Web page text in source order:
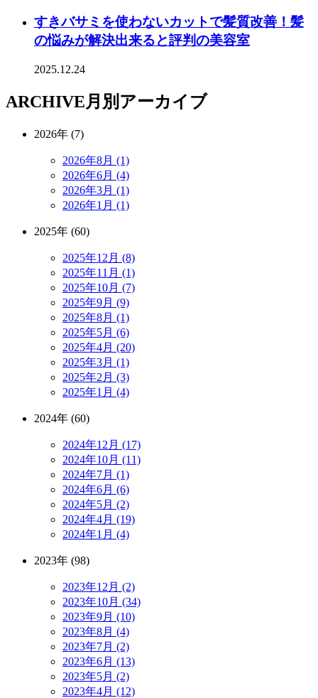
すきバサミを使わないカットで髪質改善！髪
の悩みが解決出来ると評判の美容室
2025.12.24
ARCHIVE月別アーカイブ
2026年 (7)
2026年8月 (1)
2026年6月 (4)
2026年3月 (1)
2026年1月 (1)
2025年 (60)
2025年12月 (8)
2025年11月 (1)
2025年10月 (7)
2025年9月 (9)
2025年8月 (1)
2025年5月 (6)
2025年4月 (20)
2025年3月 (1)
2025年2月 (3)
2025年1月 (4)
2024年 (60)
2024年12月 (17)
2024年10月 (11)
2024年7月 (1)
2024年6月 (6)
2024年5月 (2)
2024年4月 (19)
2024年1月 (4)
2023年 (98)
2023年12月 (2)
2023年10月 (34)
2023年9月 (10)
2023年8月 (4)
2023年7月 (2)
2023年6月 (13)
2023年5月 (2)
2023年4月 (12)